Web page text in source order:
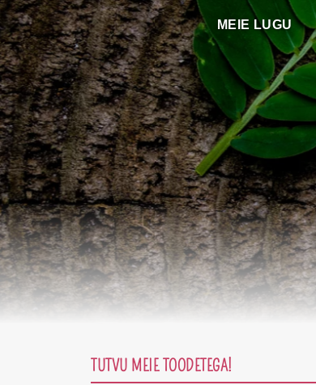
Skip
to
content
MEIE LUGU
TUTVU MEIE TOODETEGA!